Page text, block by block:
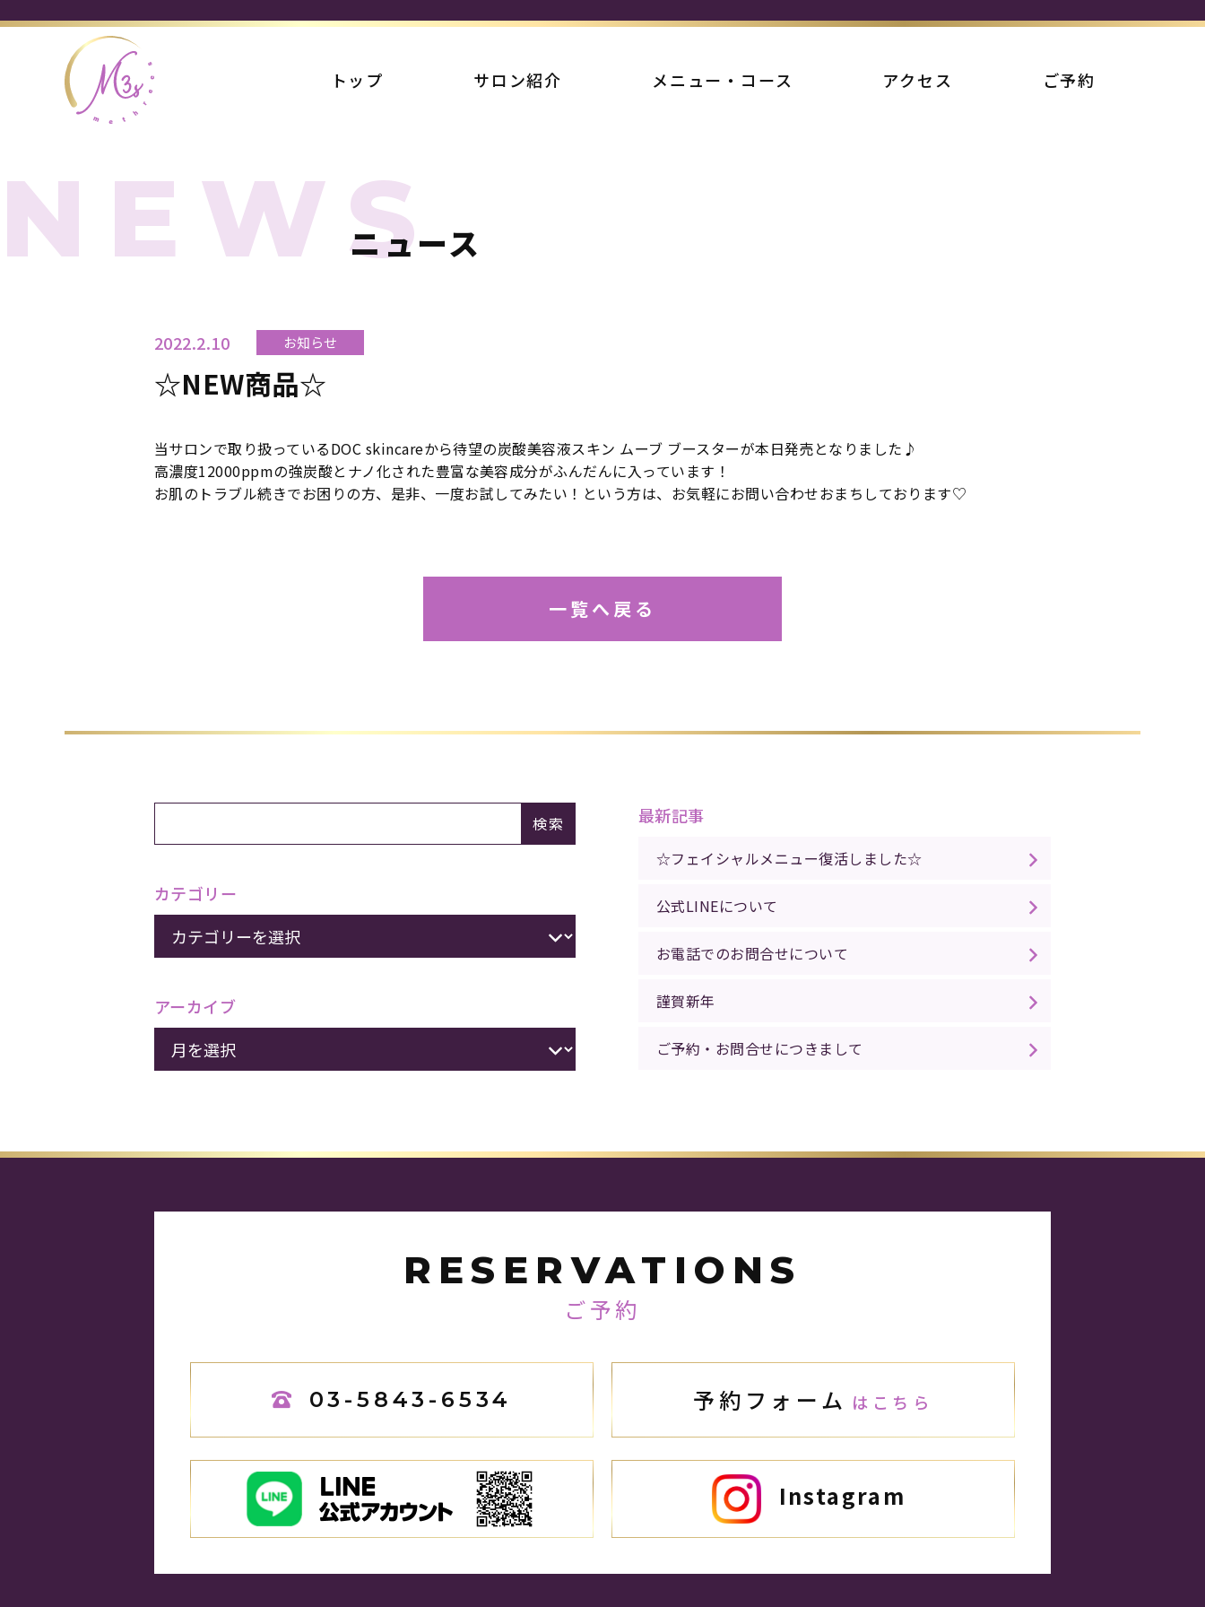
トップ サロン紹介 メニュー・コース アクセス ご予約
NEWS
ニュース
2022.2.10 お知らせ
☆NEW商品☆
当サロンで取り扱っているDOC skincareから待望の炭酸美容液スキン ムーブ ブースターが本日発売となりました♪
高濃度12000ppmの強炭酸とナノ化された豊富な美容成分がふんだんに入っています！
お肌のトラブル続きでお困りの方、是非、一度お試してみたい！という方は、お気軽にお問い合わせおまちしております♡
一覧へ戻る
検索
カテゴリー
アーカイブ
最新記事
☆フェイシャルメニュー復活しました☆
公式LINEについて
お電話でのお問合せについて
謹賀新年
ご予約・お問合せにつきまして
RESERVATIONS
ご予約
03-5843-6534 予約フォーム はこちら
Instagram